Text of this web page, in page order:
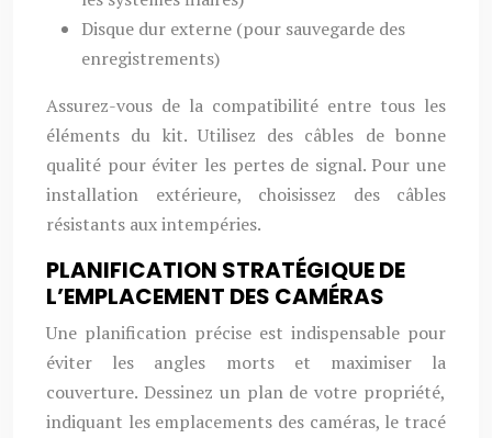
Disque dur externe (pour sauvegarde des
enregistrements)
Assurez-vous de la compatibilité entre tous les
éléments du kit. Utilisez des câbles de bonne
qualité pour éviter les pertes de signal. Pour une
installation extérieure, choisissez des câbles
résistants aux intempéries.
PLANIFICATION STRATÉGIQUE DE
L’EMPLACEMENT DES CAMÉRAS
Une planification précise est indispensable pour
éviter les angles morts et maximiser la
couverture. Dessinez un plan de votre propriété,
indiquant les emplacements des caméras, le tracé